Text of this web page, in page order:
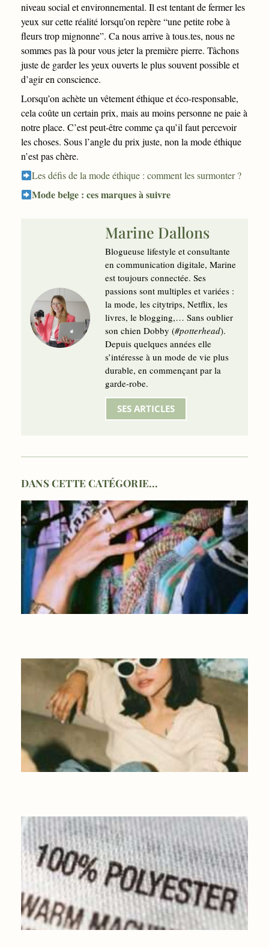
niveau social et environnemental. Il est tentant de fermer les
yeux sur cette réalité lorsqu’on repère “une petite robe à
fleurs trop mignonne”. Ca nous arrive à tous.tes, nous ne
sommes pas là pour vous jeter la première pierre. Tâchons
juste de garder les yeux ouverts le plus souvent possible et
d’agir en conscience.
Lorsqu’on achète un vêtement éthique et éco-responsable,
cela coûte un certain prix, mais au moins personne ne paie à
notre place. C’est peut-être comme ça qu’il faut percevoir
les choses. Sous l’angle du prix juste, non la mode éthique
n’est pas chère.
Les défis de la mode éthique : comment les surmonter ?
Mode belge : ces marques à suivre
Marine Dallons
Blogueuse lifestyle et consultante
en communication digitale, Marine
est toujours connectée. Ses
passions sont multiples et variées :
la mode, les citytrips, Netflix, les
livres, le blogging,… Sans oublier
son chien Dobby (#potterhead).
Depuis quelques années elle
s’intéresse à un mode de vie plus
durable, en commençant par la
garde-robe.
SES ARTICLES
DANS CETTE CATÉGORIE...